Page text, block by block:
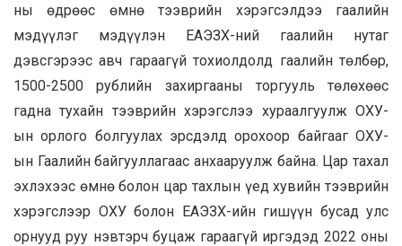
ны өдрөөс өмнө тээврийн хэрэгсэлдээ гаалийн
мэдүүлэг мэдүүлэн ЕАЭЗХ-ний гаалийн нутаг
дэвсгэрээс авч гараагүй тохиолдолд гаалийн төлбөр,
1500-2500 рублийн захиргааны торгууль төлөхөөс
гадна тухайн тээврийн хэрэгслээ хураалгуулж ОХУ-
ын орлого болгуулах эрсдэлд орохоор байгааг ОХУ-
ын Гаалийн байгууллагаас анхааруулж байна. Цар тахал
эхлэхээс өмнө болон цар тахлын үед хувийн тээврийн
хэрэгслээр ОХУ болон ЕАЭЗХ-ийн гишүүн бусад улс
орнууд руу нэвтэрч буцаж гараагүй иргэдэд 2022 оны